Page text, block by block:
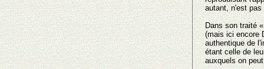
autant, n'est
Dans son traité
(mais ici encore
authentique de
étant celle de
auxquels οn